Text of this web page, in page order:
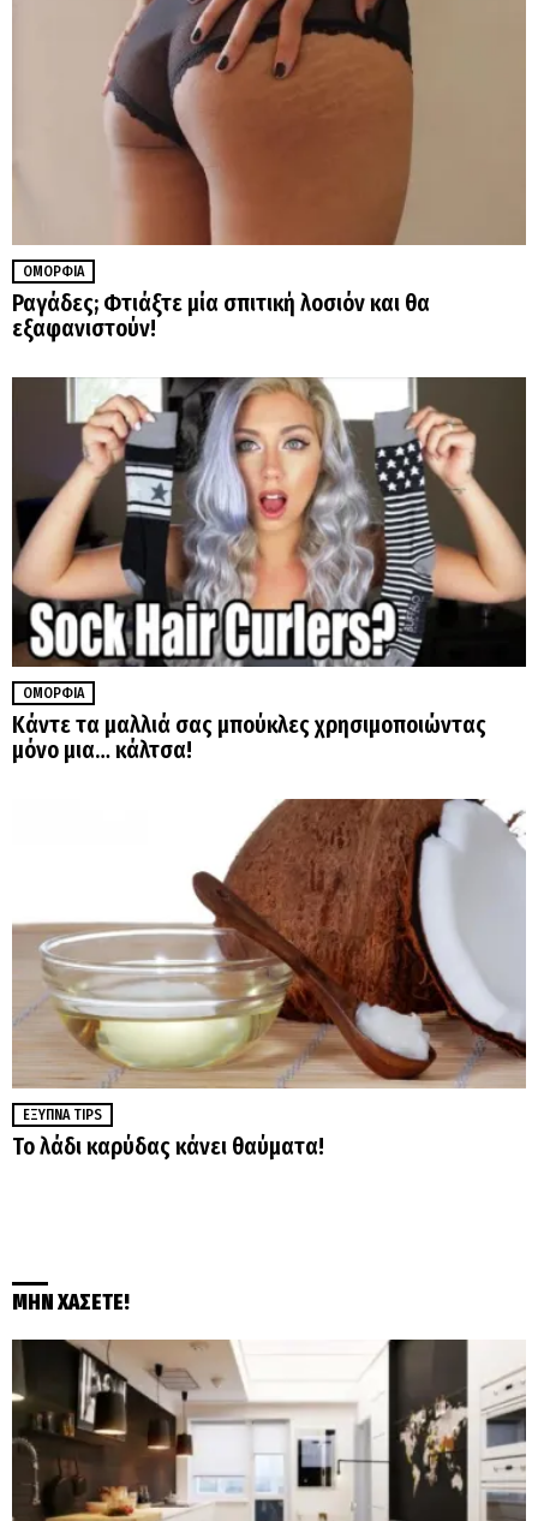
ΟΜΟΡΦΙΆ
Ραγάδες; Φτιάξτε μία σπιτική λοσιόν και θα
εξαφανιστούν!
ΟΜΟΡΦΙΆ
Κάντε τα μαλλιά σας μπούκλες χρησιμοποιώντας
μόνο μια… κάλτσα!
ΈΞΥΠΝΑ TIPS
Το λάδι καρύδας κάνει θαύματα!
ΜΗΝ ΧΑΣΕΤΕ!